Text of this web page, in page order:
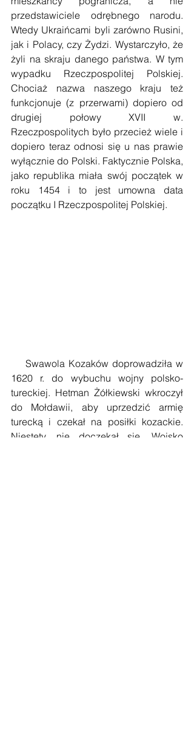
przedstawiciele odrębnego narodu.
Wtedy Ukraińcami byli zarówno Rusini,
jak i Polacy, czy Żydzi. Wystarczyło, że
żyli na skraju danego państwa. W tym
wypadku Rzeczpospolitej Polskiej.
Chociaż nazwa naszego kraju też
funkcjonuje (z przerwami) dopiero od
drugiej połowy XVII w.
Rzeczpospolitych było przecież wiele i
dopiero teraz odnosi się u nas prawie
wyłącznie do Polski. Faktycznie Polska,
jako republika miała swój początek w
roku 1454 i to jest umowna data
początku I Rzeczpospolitej Polskiej.
Swawola Kozaków doprowadziła w
1620 r. do wybuchu wojny polsko-
tureckiej. Hetman Żółkiewski wkroczył
do Mołdawii, aby uprzedzić armię
turecką i czekał na posiłki kozackie.
Niestety, nie doczekał się. Wojsko